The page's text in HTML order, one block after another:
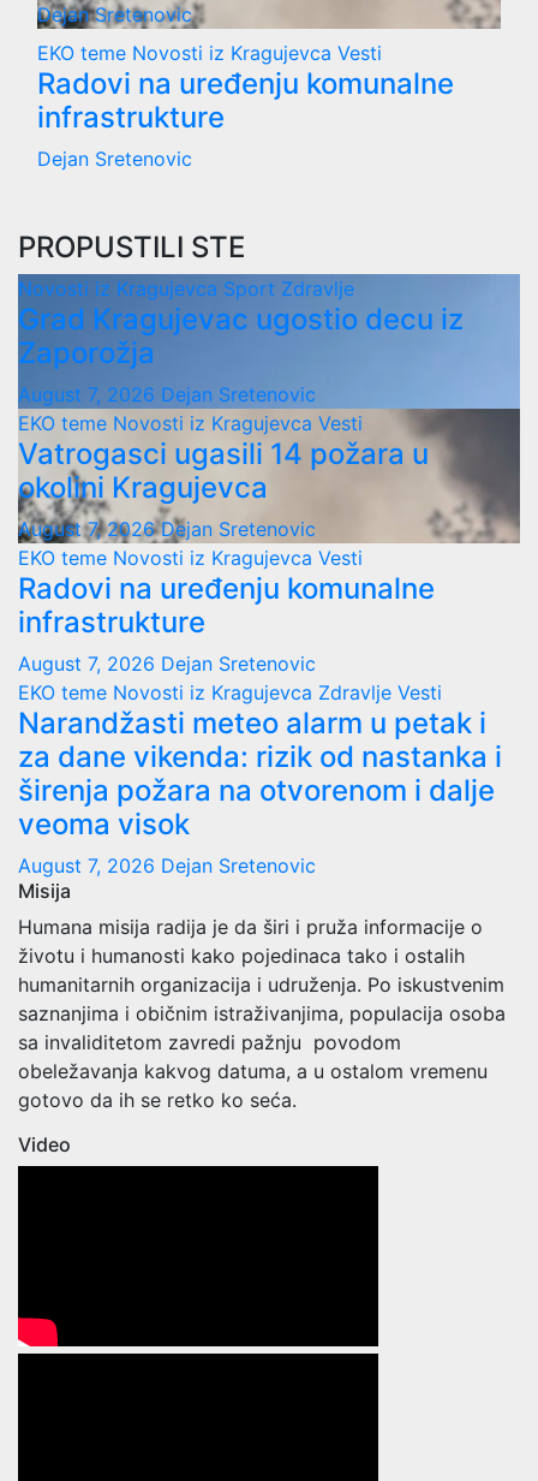
Dejan Sretenovic
EKO teme Novosti iz Kragujevca Vesti
Radovi na uređenju komunalne
infrastrukture
Dejan Sretenovic
PROPUSTILI STE
Novosti iz Kragujevca Sport Zdravlje
Grad Kragujevac ugostio decu iz
Zaporožja
August 7, 2026 Dejan Sretenovic
EKO teme Novosti iz Kragujevca Vesti
Vatrogasci ugasili 14 požara u
okolini Kragujevca
August 7, 2026Dejan Sretenovic
EKO teme Novosti iz Kragujevca Vesti
Radovi na uređenju komunalne
infrastrukture
August 7, 2026 Dejan Sretenovic
EKO teme Novosti iz Kragujevca Zdravlje Vesti
Narandžasti meteo alarm u petak i
za dane vikenda: rizik od nastanka i
širenja požara na otvorenom i dalje
veoma visok
August 7, 2026 Dejan Sretenovic
Misija
Humana misija radija je da širi i pruža informacije o
životu i humanosti kako pojedinaca tako i ostalih
humanitarnih organizacija i udruženja. Po iskustvenim
saznanjima i običnim istraživanjima, populacija osoba
sa invaliditetom zavredi pažnju povodom
obeležavanja kakvog datuma, a u ostalom vremenu
gotovo da ih se retko ko seća.
Video